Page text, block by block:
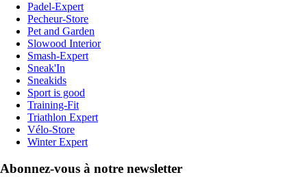
Padel-Expert
Pecheur-Store
Pet and Garden
Slowood Interior
Smash-Expert
Sneak'In
Sneakids
Sport is good
Training-Fit
Triathlon Expert
Vélo-Store
Winter Expert
Abonnez-vous à notre newsletter